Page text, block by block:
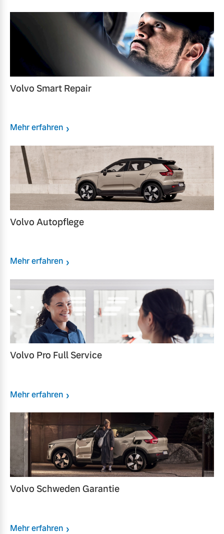
Volvo Smart Repair
Mehr erfahren
Volvo Autopflege
Mehr erfahren
Volvo Pro Full Service
Mehr erfahren
Volvo Schweden Garantie
Mehr erfahren